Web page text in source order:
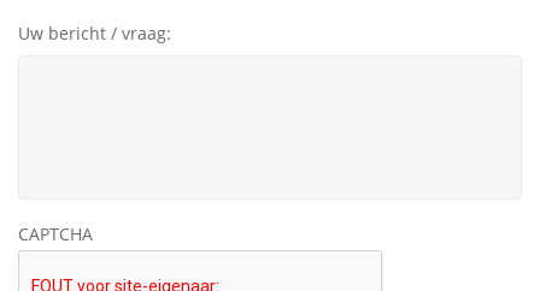
Uw bericht / vraag:
CAPTCHA